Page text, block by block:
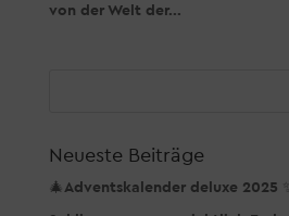
von der Welt der...
Neueste Beiträge
🎄Adventskalender deluxe 2025 ✨